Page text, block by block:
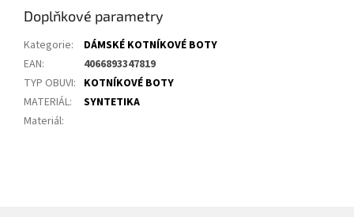
Doplňkové parametry
Kategorie:
DÁMSKÉ KOTNÍKOVÉ BOTY
EAN:
4066893347819
TYP OBUVI: KOTNÍKOVÉ BOTY
MATERIÁL:
SYNTETIKA
Materiál: